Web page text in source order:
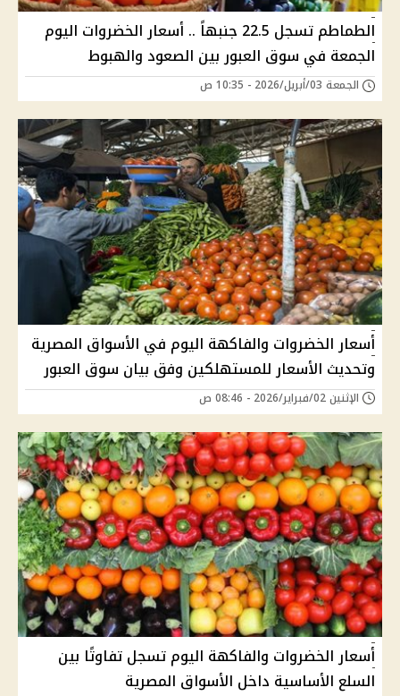
الطماطم تسجل 22.5 جنبهاً .. أسعار الخضروات اليوم
الجمعة في سوق العبور بين الصعود والهبوط
الجمعة 03/أبريل/2026 - 10:35 ص
أسعار الخضروات والفاكهة اليوم في الأسواق المصرية
وتحديث الأسعار للمستهلكين وفق بيان سوق العبور
الإثنين 02/فبراير/2026 - 08:46 ص
أسعار الخضروات والفاكهة اليوم تسجل تفاوتًا بين
السلع الأساسية داخل الأسواق المصرية